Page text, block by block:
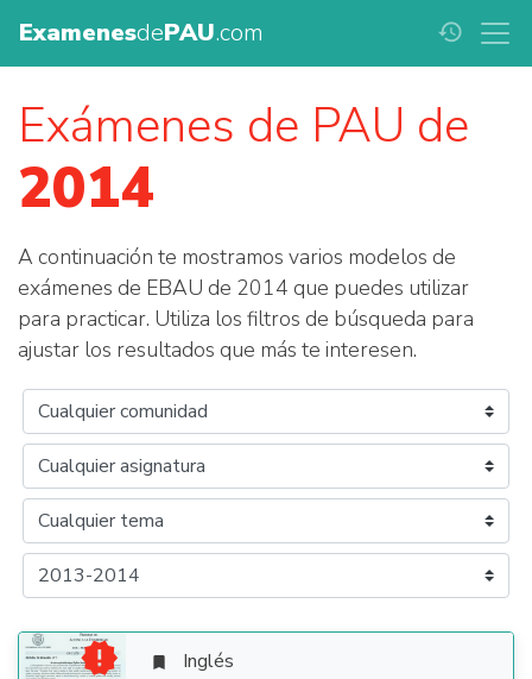
ExamenesdePAU.com history
Exámenes de PAU de
2014
A continuación te mostramos varios modelos de
exámenes de EBAU de 2014 que puedes utilizar
para practicar. Utiliza los filtros de búsqueda para
ajustar los resultados que más te interesen.
  Inglés